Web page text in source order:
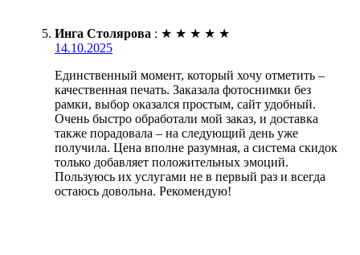
Инга Столярова : ★ ★ ★ ★ ★
14.10.2025
Единственный момент, который хочу отметить –
качественная печать. Заказала фотоснимки без
рамки, выбор оказался простым, сайт удобный.
Очень быстро обработали мой заказ, и доставка
также порадовала – на следующий день уже
получила. Цена вполне разумная, а система скидок
только добавляет положительных эмоций.
Пользуюсь их услугами не в первый раз и всегда
остаюсь довольна. Рекомендую!